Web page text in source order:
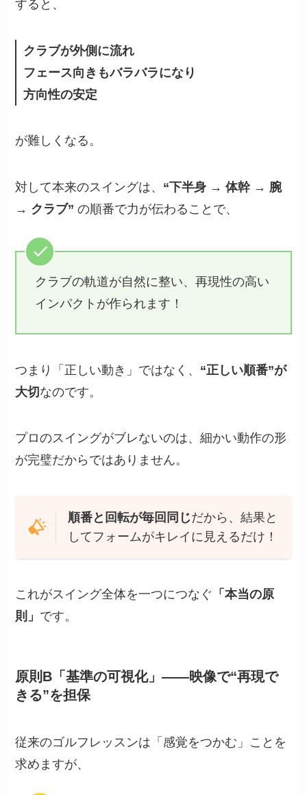
すると、
クラブが外側に流れ
フェース向きもバラバラになり
方向性の安定
が難しくなる。
対して本来のスイングは、 “下半身 → 体幹 → 腕
→ クラブ” の順番で力が伝わることで、
クラブの軌道が自然に整い、再現性の高い
インパクトが作られます！
つまり「正しい動き」ではなく、 “正しい順番”が
大切なのです。
プロのスイングがブレないのは、細かい動作の形
が完璧だからではありません。
順番と回転が毎回同じだから、結果と
してフォームがキレイに見えるだけ！
これがスイング全体を一つにつなぐ 「本当の原
則」 です。
原則B「基準の可視化」――映像で“再現で
きる”を担保
従来のゴルフレッスンは「感覚をつかむ」ことを
求めますが、